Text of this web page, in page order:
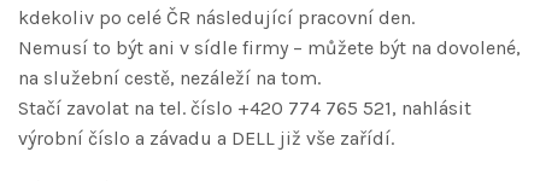
kdekoliv po celé ČR následující pracovní den.
Nemusí to být ani v sídle firmy – můžete být na dovolené,
na služební cestě, nezáleží na tom.
Stačí zavolat na tel. číslo +420 774 765 521, nahlásit
výrobní číslo a závadu a DELL již vše zařídí.